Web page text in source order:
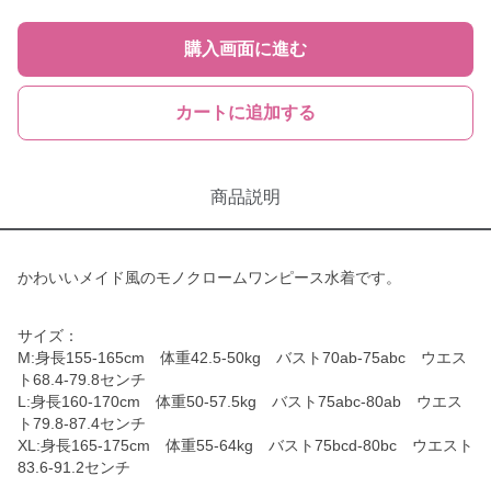
購入画面に進む
カートに追加する
商品説明
かわいいメイド風のモノクロームワンピース水着です。
サイズ：
M:身長155-165cm 体重42.5-50kg バスト70ab-75abc ウエス
ト68.4-79.8センチ
L:身長160-170cm 体重50-57.5kg バスト75abc-80ab ウエス
ト79.8-87.4センチ
XL:身長165-175cm 体重55-64kg バスト75bcd-80bc ウエスト
83.6-91.2センチ